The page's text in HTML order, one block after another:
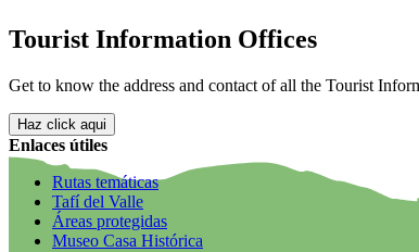
Tourist Information Offices
Get to know the address and contact of all the Tourist
Haz click aqui
Enlaces útiles
Rutas temáticas
Tafí del Valle
Áreas protegidas
Museo Casa Histórica